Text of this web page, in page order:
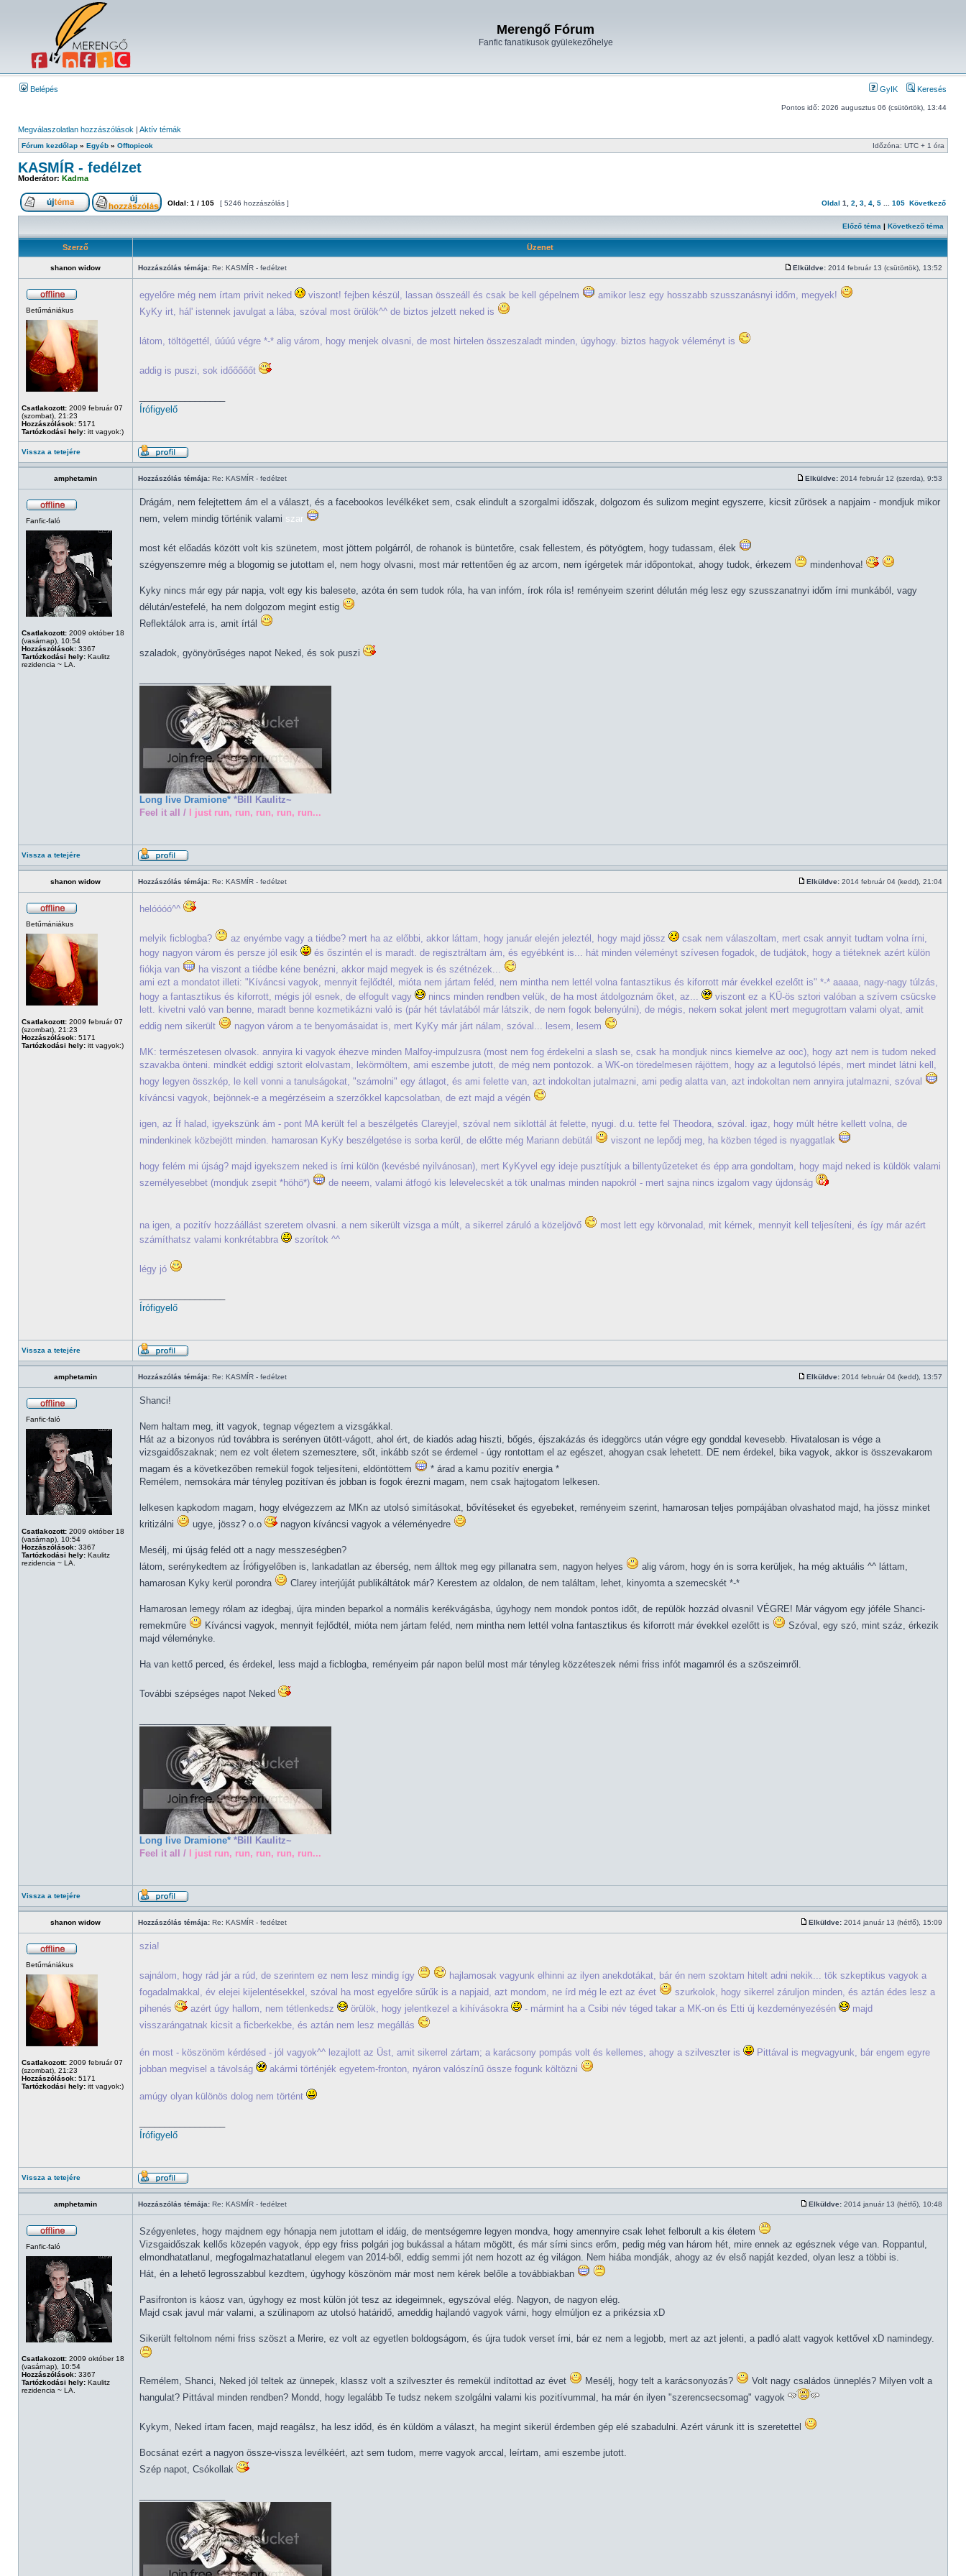
Merengő Fórum
Fanfic fanatikusok gyülekezőhelye
Belépés GyIK Keresés
Pontos idő: 2026 augusztus 06 (csütörtök), 13:44
Megválaszolatlan hozzászólások | Aktív témák
Fórum kezdőlap » Egyéb » Offtopicok Időzóna: UTC + 1 óra
KASMÍR - fedélzet
Moderátor: Kadma
Oldal: 1 / 105 [ 5246 hozzászólás ] Oldal 1 2 3 4 5 105 Következő
Előző téma | Következő téma
Szerző Üzenet
shanon widow Hozzászólás témája: Re: KASMÍR - fedélzet Elküldve: 2014 február 13 (csütörtök), 13:52
Betűmániákus
Csatlakozott: 2009 február 07
(szombat), 21:23
Hozzászólások: 5171
Tartózkodási hely: itt vagyok:)
egyelőre még nem írtam privit neked viszont! fejben készül, lassan összeáll és csak be kell gépelnem
amikor lesz egy hosszabb szusszanásnyi időm, megyek!
KyKy irt, hál' istennek javulgat a lába, szóval most örülök^^ de biztos jelzett neked is
látom, töltögettél, úúúú végre *-* alig várom, hogy menjek olvasni, de most hirtelen összeszaladt minden, úgyhogy. biztos hagyok véleményt is
addig is puszi, sok időőőőőt
Írófigyelő
Vissza a tetejére
amphetamin Hozzászólás témája: Re: KASMÍR - fedélzet Elküldve: 2014 február 12 (szerda), 9:53
Fanfic-faló
Csatlakozott: 2009 október 18
(vasárnap), 10:54
Hozzászólások: 3367
Tartózkodási hely: Kaulitz
rezidencia ~ LA.
Drágám, nem felejtettem ám el a választ, és a facebookos levélkéket sem, csak elindult a szorgalmi időszak, dolgozom és sulizom megint egyszerre, kicsit zűrösek a napjaim - mondjuk mikor
nem, velem mindig történik valami szar
most két előadás között volt kis szünetem, most jöttem polgárról, de rohanok is büntetőre, csak fellestem, és pötyögtem, hogy tudassam, élek
szégyenszemre még a blogomig se jutottam el, nem hogy olvasni, most már rettentően ég az arcom, nem ígérgetek már időpontokat, ahogy tudok, érkezem
mindenhova!
Kyky nincs már egy pár napja, volt egy kis balesete, azóta én sem tudok róla, ha van infóm, írok róla is! reményeim szerint délután még lesz egy szusszanatnyi időm írni munkából, vagy
délután/estefelé, ha nem dolgozom megint estig
Reflektálok arra is, amit írtál
szaladok, gyönyörűséges napot Neked, és sok puszi
Long live Dramione* *Bill Kaulitz~
Feel it all /
I just run, run, run, run, run...
Vissza a tetejére
shanon widow Hozzászólás témája: Re: KASMÍR - fedélzet Elküldve: 2014 február 04 (kedd), 21:04
Betűmániákus
Csatlakozott: 2009 február 07
(szombat), 21:23
Hozzászólások: 5171
Tartózkodási hely: itt vagyok:)
helóóóó^^
melyik ficblogba? az enyémbe vagy a tiédbe? mert ha az előbbi, akkor láttam, hogy január elején jeleztél, hogy majd jössz
csak nem válaszoltam, mert csak annyit tudtam volna írni,
hogy nagyon várom és persze jól esik
és őszintén el is maradt. de regisztráltam ám, és egyébként is... hát minden véleményt szívesen fogadok, de tudjátok, hogy a tiéteknek azért külön
fiókja van
ha viszont a tiédbe kéne benézni, akkor majd megyek is és szétnézek...
ami ezt a mondatot illeti: "Kíváncsi vagyok, mennyit fejlődtél, mióta nem jártam feléd, nem mintha nem lettél volna fantasztikus és kiforrott már évekkel ezelőtt is" *-* aaaaa, nagy-nagy túlzás,
hogy a fantasztikus és kiforrott, mégis jól esnek, de elfogult vagy
nincs minden rendben velük, de ha most átdolgoznám őket, az...
viszont ez a KÜ-ös sztori valóban a szívem csücske
lett. kivetni való van benne, maradt benne kozmetikázni való is (pár hét távlatából már látszik, de nem fogok belenyúlni), de mégis, nekem sokat jelent mert megugrottam valami olyat, amit
eddig nem sikerült
nagyon várom a te benyomásaidat is, mert KyKy már járt nálam, szóval... lesem, lesem
MK: természetesen olvasok. annyira ki vagyok éhezve minden Malfoy-impulzusra (most nem fog érdekelni a slash se, csak ha mondjuk nincs kiemelve az ooc), hogy azt nem is tudom neked
szavakba önteni. mindkét eddigi sztorit elolvastam, lekörmöltem, ami eszembe jutott, de még nem pontozok. a WK-on töredelmesen rájöttem, hogy az a legutolsó lépés, mert mindet látni kell,
hogy legyen összkép, le kell vonni a tanulságokat, "számolni" egy átlagot, és ami felette van, azt indokoltan jutalmazni, ami pedig alatta van, azt indokoltan nem annyira jutalmazni, szóval
kíváncsi vagyok, bejönnek-e a megérzéseim a szerzőkkel kapcsolatban, de ezt majd a végén
igen, az Íf halad, igyekszünk ám - pont MA került fel a beszélgetés Clareyjel, szóval nem siklottál át felette, nyugi. d.u. tette fel Theodora, szóval. igaz, hogy múlt hétre kellett volna, de
mindenkinek közbejött minden. hamarosan KyKy beszélgetése is sorba kerül, de előtte még Mariann debütál
viszont ne lepődj meg, ha közben téged is nyaggatlak
hogy felém mi újság? majd igyekszem neked is írni külön (kevésbé nyilvánosan), mert KyKyvel egy ideje pusztítjuk a billentyűzeteket és épp arra gondoltam, hogy majd neked is küldök valami
személyesebbet (mondjuk zsepit *höhö*)
de neeem, valami átfogó kis lelevelecskét a tök unalmas minden napokról - mert sajna nincs izgalom vagy újdonság
na igen, a pozitív hozzáállást szeretem olvasni. a nem sikerült vizsga a múlt, a sikerrel záruló a közeljövő
most lett egy körvonalad, mit kérnek, mennyit kell teljesíteni, és így már azért
számíthatsz valami konkrétabbra
szorítok ^^
légy jó
Írófigyelő
Vissza a tetejére
amphetamin Hozzászólás témája: Re: KASMÍR - fedélzet Elküldve: 2014 február 04 (kedd), 13:57
Fanfic-faló
Csatlakozott: 2009 október 18
(vasárnap), 10:54
Hozzászólások: 3367
Tartózkodási hely: Kaulitz
rezidencia ~ LA.
Shanci!
Nem haltam meg, itt vagyok, tegnap végeztem a vizsgákkal.
Hát az a bizonyos rúd továbbra is serényen ütött-vágott, ahol ért, de kiadós adag hiszti, bőgés, éjszakázás és ideggörcs után végre egy gonddal kevesebb. Hivatalosan is vége a
vizsgaidőszaknak; nem ez volt életem szemesztere, sőt, inkább szót se érdemel - úgy rontottam el az egészet, ahogyan csak lehetett. DE nem érdekel, bika vagyok, akkor is összevakarom
magam és a következőben remekül fogok teljesíteni, eldöntöttem
* árad a kamu pozitív energia *
Remélem, nemsokára már tényleg pozitívan és jobban is fogok érezni magam, nem csak hajtogatom lelkesen.
lelkesen kapkodom magam, hogy elvégezzem az MKn az utolsó simításokat, bővítéseket és egyebeket, reményeim szerint, hamarosan teljes pompájában olvashatod majd, ha jössz minket
kritizálni
ugye, jössz? o.o nagyon kíváncsi vagyok a véleményedre
Mesélj, mi újság feléd ott a nagy messzeségben?
látom, serénykedtem az Írófigyelőben is, lankadatlan az éberség, nem álltok meg egy pillanatra sem, nagyon helyes
alig várom, hogy én is sorra kerüljek, ha még aktuális ^^ láttam,
hamarosan Kyky kerül porondra
Clarey interjúját publikáltátok már? Kerestem az oldalon, de nem találtam, lehet, kinyomta a szemecskét *-*
Hamarosan lemegy rólam az idegbaj, újra minden beparkol a normális kerékvágásba, úgyhogy nem mondok pontos időt, de repülök hozzád olvasni! VÉGRE! Már vágyom egy jóféle Shanci-
remekműre
Kíváncsi vagyok, mennyit fejlődtél, mióta nem jártam feléd, nem mintha nem lettél volna fantasztikus és kiforrott már évekkel ezelőtt is
Szóval, egy szó, mint száz, érkezik
majd véleményke.
Ha van kettő perced, és érdekel, less majd a ficblogba, reményeim pár napon belül most már tényleg közzéteszek némi friss infót magamról és a szöszeimről.
További szépséges napot Neked
Long live Dramione* *Bill Kaulitz~
Feel it all /
I just run, run, run, run, run...
Vissza a tetejére
shanon widow Hozzászólás témája: Re: KASMÍR - fedélzet Elküldve: 2014 január 13 (hétfő), 15:09
Betűmániákus
Csatlakozott: 2009 február 07
(szombat), 21:23
Hozzászólások: 5171
Tartózkodási hely: itt vagyok:)
szia!
sajnálom, hogy rád jár a rúd, de szerintem ez nem lesz mindig így
hajlamosak vagyunk elhinni az ilyen anekdotákat, bár én nem szoktam hitelt adni nekik... tök szkeptikus vagyok a
fogadalmakkal, év elejei kijelentésekkel, szóval ha most egyelőre sűrűk is a napjaid, azt mondom, ne írd még le ezt az évet
szurkolok, hogy sikerrel záruljon minden, és aztán édes lesz a
pihenés
azért úgy hallom, nem tétlenkedsz örülök, hogy jelentkezel a kihívásokra - mármint ha a Csibi név téged takar a MK-on és Etti új kezdeményezésén
majd
visszarángatnak kicsit a ficberkekbe, és aztán nem lesz megállás
én most - köszönöm kérdésed - jól vagyok^^ lezajlott az Üst, amit sikerrel zártam; a karácsony pompás volt és kellemes, ahogy a szilveszter is
Pittával is megvagyunk, bár engem egyre
jobban megvisel a távolság
akármi történjék egyetem-fronton, nyáron valószínű össze fogunk költözni
amúgy olyan különös dolog nem történt
Írófigyelő
Vissza a tetejére
amphetamin Hozzászólás témája: Re: KASMÍR - fedélzet Elküldve: 2014 január 13 (hétfő), 10:48
Fanfic-faló
Csatlakozott: 2009 október 18
(vasárnap), 10:54
Hozzászólások: 3367
Tartózkodási hely: Kaulitz
rezidencia ~ LA.
Szégyenletes, hogy majdnem egy hónapja nem jutottam el idáig, de mentségemre legyen mondva, hogy amennyire csak lehet felborult a kis életem
Vizsgaidőszak kellős közepén vagyok, épp egy friss polgári jog bukással a hátam mögött, és már sírni sincs erőm, pedig még van három hét, mire ennek az egésznek vége van. Roppantul,
elmondhatatlanul, megfogalmazhatatlanul elegem van 2014-ből, eddig semmi jót nem hozott az ég világon. Nem hiába mondják, ahogy az év első napját kezded, olyan lesz a többi is.
Hát, én a lehető legrosszabbul kezdtem, úgyhogy köszönöm már most nem kérek belőle a továbbiakban
Pasifronton is káosz van, úgyhogy ez most külön jót tesz az idegeimnek, egyszóval elég. Nagyon, de nagyon elég.
Majd csak javul már valami, a szülinapom az utolsó határidő, ameddig hajlandó vagyok várni, hogy elmúljon ez a prikézsia xD
Sikerült feltolnom némi friss szöszt a Merire, ez volt az egyetlen boldogságom, és újra tudok verset írni, bár ez nem a legjobb, mert az azt jelenti, a padló alatt vagyok kettővel xD namindegy.
Remélem, Shanci, Neked jól teltek az ünnepek, klassz volt a szilveszter és remekül indítottad az évet Mesélj, hogy telt a karácsonyozás?
Volt nagy családos ünneplés? Milyen volt a
hangulat? Pittával minden rendben? Mondd, hogy legalább Te tudsz nekem szolgálni valami kis pozitívummal, ha már én ilyen "szerencsecsomag" vagyok
Kykym, Neked írtam facen, majd reagálsz, ha lesz időd, és én küldöm a választ, ha megint sikerül érdemben gép elé szabadulni. Azért várunk itt is szeretettel
Bocsánat ezért a nagyon össze-vissza levélkéért, azt sem tudom, merre vagyok arccal, leírtam, ami eszembe jutott.
Szép napot, Csókollak